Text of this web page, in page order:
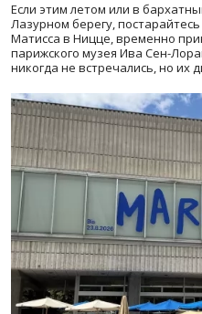
Если этим летом или в
Лазурном берегу,
Матисса в Ницце, временно
парижского музея Ива Сен-
никогда не встречались, но их